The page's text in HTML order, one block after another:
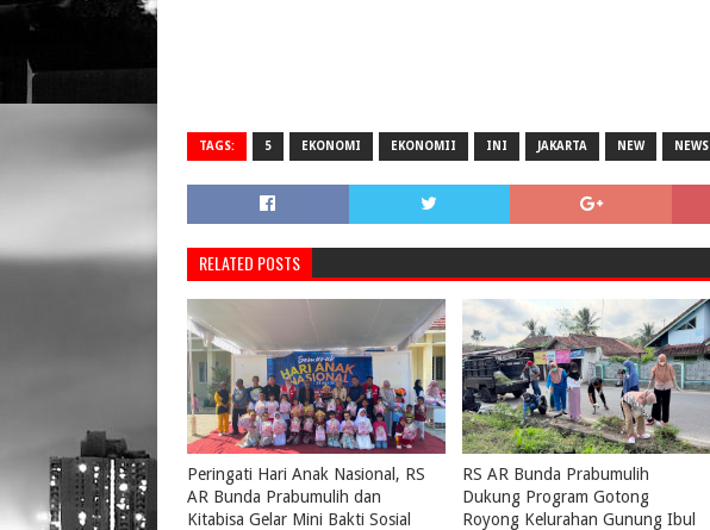
TAGS: 5 EKONOMI EKONOMII INI JAKARTA NEW NEWS
RELATED POSTS
Peringati Hari Anak Nasional, RS
AR Bunda Prabumulih dan
Kitabisa Gelar Mini Bakti Sosial
RS AR Bunda Prabumulih
Dukung Program Gotong
Royong Kelurahan Gunung Ibul